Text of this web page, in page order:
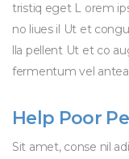
tristiq eget L orem
no liues il Ut et
lla pellent Ut et co
fermentum vel
Help Poor
Sit amet, conse nil